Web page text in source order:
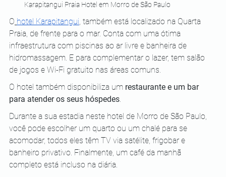
Karapitangui Praia Hotel em Morro de São Paulo
O hotel Karapitangui, também está localizado na Quarta
Praia, de frente para o mar. Conta com uma ótima
infraestrutura com piscinas ao ar livre e banheira de
hidromassagem. E para complementar o lazer, tem salão
de jogos e Wi-Fi gratuito nas áreas comuns.
O hotel também disponibiliza um restaurante e um bar
para atender os seus hóspedes.
Durante a sua estadia neste hotel de Morro de São Paulo,
você pode escolher um quarto ou um chalé para se
acomodar, todos eles têm TV via satélite, frigobar e
banheiro privativo. Finalmente, um café da manhã
completo está incluso na diária.